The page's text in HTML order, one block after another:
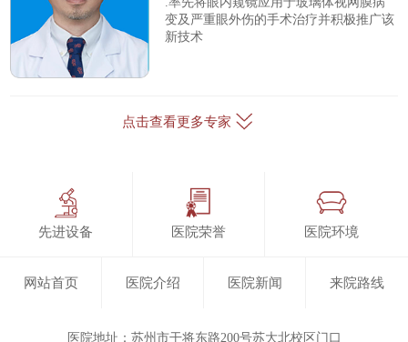
变及严重眼外伤的手术治疗并积极推广该
新技术
点击查看更多专家
先进设备 医院荣誉 医院环境
网站首页 医院介绍 医院新闻 来院路线
医院地址：苏州市干将东路200号苏大北校区门口